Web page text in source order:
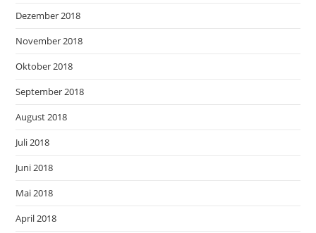
Dezember 2018
November 2018
Oktober 2018
September 2018
August 2018
Juli 2018
Juni 2018
Mai 2018
April 2018